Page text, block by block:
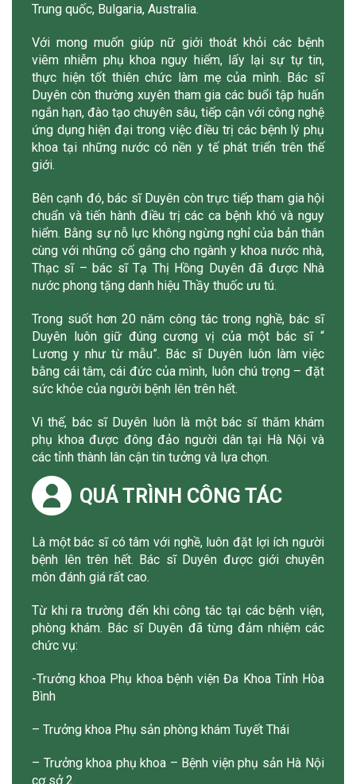
Trung quốc, Bulgaria, Australia.
Với mong muốn giúp nữ giới thoát khỏi các bệnh
viêm nhiễm phụ khoa nguy hiểm, lấy lại sự tự tin,
thực hiện tốt thiên chức làm mẹ của mình. Bác sĩ
Duyên còn thường xuyên tham gia các buổi tập huấn
ngắn hạn, đào tạo chuyên sâu, tiếp cận với công nghệ
ứng dụng hiện đại trong việc điều trị các bệnh lý phụ
khoa tại những nước có nền y tế phát triển trên thế
giới.
Bên cạnh đó, bác sĩ Duyên còn trực tiếp tham gia hội
chuẩn và tiến hành điều trị các ca bệnh khó và nguy
hiểm. Bằng sự nỗ lực không ngừng nghỉ của bản thân
cùng với những cố gắng cho ngành y khoa nước nhà,
Thạc sĩ – bác sĩ Tạ Thị Hồng Duyên đã được Nhà
nước phong tặng danh hiệu Thầy thuốc ưu tú.
Trong suốt hơn 20 năm công tác trong nghề, bác sĩ
Duyên luôn giữ đúng cương vị của một bác sĩ “
Lương y như từ mẫu”. Bác sĩ Duyên luôn làm việc
bằng cái tâm, cái đức của mình, luôn chú trọng – đặt
sức khỏe của người bệnh lên trên hết.
Vì thế, bác sĩ Duyên luôn là một bác sĩ thăm khám
phụ khoa được đông đảo người dân tại Hà Nội và
các tỉnh thành lân cận tin tưởng và lựa chọn.
QUÁ TRÌNH CÔNG TÁC
Là một bác sĩ có tâm với nghề, luôn đặt lợi ích người
bệnh lên trên hết. Bác sĩ Duyên được giới chuyên
môn đánh giá rất cao.
Từ khi ra trường đến khi công tác tại các bệnh viện,
phòng khám. Bác sĩ Duyên đã từng đảm nhiệm các
chức vụ:
-Trưởng khoa Phụ khoa bệnh viện Đa Khoa Tỉnh Hòa
Bình
– Trưởng khoa Phụ sản phòng khám Tuyết Thái
– Trưởng khoa phụ khoa – Bệnh viện phụ sản Hà Nội
cơ sở 2.